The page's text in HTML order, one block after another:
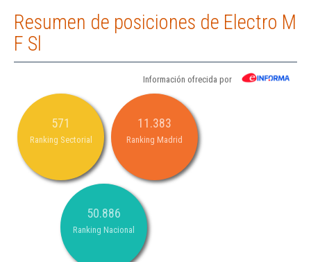
Resumen de posiciones de Electro M
F Sl
Información ofrecida por
571
Ranking Sectorial
11.383
Ranking Madrid
50.886
Ranking Nacional